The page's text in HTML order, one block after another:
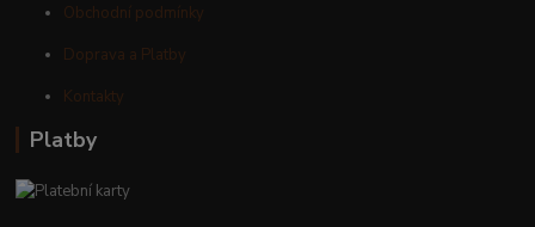
Obchodní podmínky
Doprava a Platby
Kontakty
Platby